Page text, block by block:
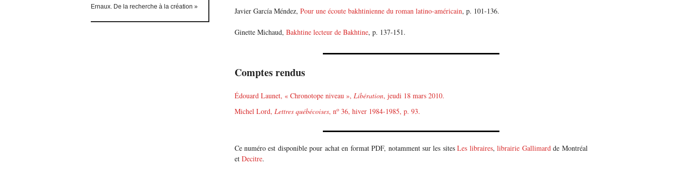
Javier García Méndez, Pour une écoute bakhtinienne du roman latino-américain, p. 101-136.
Ginette Michaud, Bakhtine lecteur de Bakhtine, p. 137-151.
Comptes rendus
Édouard Launet, « Chronotope niveau », Libération, jeudi 18 mars 2010.
Michel Lord, Lettres québécoises, no36, hiver 1984-1985, p. 93.
Ce numéro est disponible pour achat en format PDF, notamment sur les sitesLes libraires,librairie Gallimardde Montréal
et Decitre.
Ernaux. De la recherche à la création »